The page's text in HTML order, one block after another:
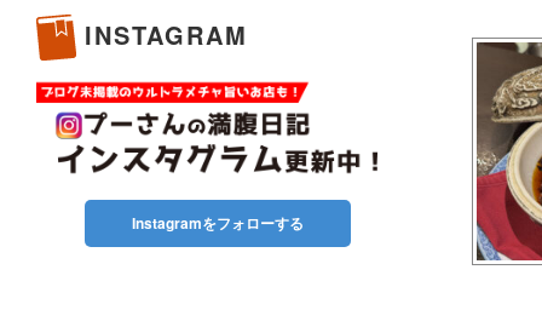
INSTAGRAM
Instagramをフォローする